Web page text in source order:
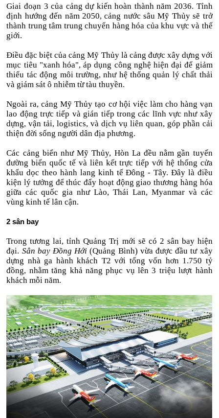
Giai đoạn 3 của cảng dự kiến hoàn thành năm 2036. Tỉnh
định hướng đến năm 2050, cảng nước sâu Mỹ Thủy sẽ trở
thành trung tâm trung chuyển hàng hóa của khu vực và thế
giới.
Điều đặc biệt của cảng Mỹ Thủy là cảng được xây dựng với
mục tiêu "xanh hóa", áp dụng công nghệ hiện đại để giảm
thiểu tác động môi trường, như hệ thống quản lý chất thải
và giám sát ô nhiễm từ tàu thuyền.
Ngoài ra, cảng Mỹ Thủy tạo cơ hội việc làm cho hàng vạn
lao động trực tiếp và gián tiếp trong các lĩnh vực như xây
dựng, vận tải, logistics, và dịch vụ liên quan, góp phần cải
thiện đời sống người dân địa phương.
Các cảng biển như Mỹ Thủy, Hòn La đều nằm gần tuyến
đường biển quốc tế và liên kết trực tiếp với hệ thống cửa
khẩu dọc theo hành lang kinh tế Đông - Tây. Đây là điều
kiện lý tưởng để thúc đẩy hoạt động giao thương hàng hóa
giữa các quốc gia như Lào, Thái Lan, Myanmar và các
vùng kinh tế lân cận.
2 sân bay
Trong tương lai, tỉnh Quảng Trị mới sẽ có 2 sân bay hiện
đại. Sân bay Đồng Hới(Quảng Bình) vừa được đầu tư xây
dựng nhà ga hành khách T2 với tổng vốn hơn 1.750 tỷ
đồng, nhằm tăng khả năng phục vụ lên 3 triệu lượt hành
khách mỗi năm.